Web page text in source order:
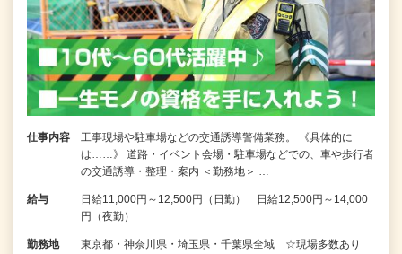
仕事内容
工事現場や駐車場などの交通誘導警備業務。 《具体的に
は……》 道路・イベント会場・駐車場などでの、車や歩行者
の交通誘導・整理・案内 ＜勤務地＞ …
給与
日給11,000円～12,500円（日勤） 日給12,500円～14,000
円（夜勤）
勤務地
東京都・神奈川県・埼玉県・千葉県全域 ☆現場多数あり